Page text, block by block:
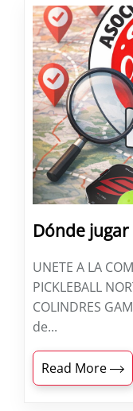
Dónde jugar
UNETE A LA
PICKLEBALL
COLINDRES
de...
Read More